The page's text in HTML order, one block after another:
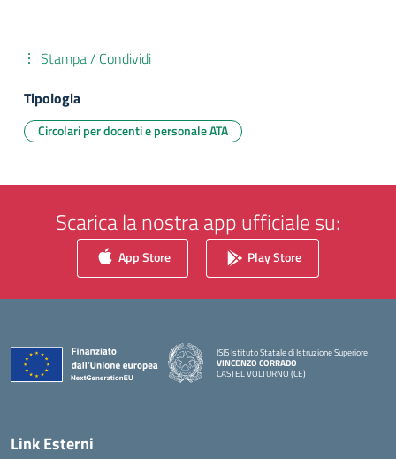
Stampa / Condividi
Tipologia
Circolari per docenti e personale ATA
Scarica la nostra app ufficiale su:
App Store Play Store
ISIS Istituto Statale di Istruzione Superiore
VINCENZO CORRADO
CASTEL VOLTURNO (CE)
Link Esterni